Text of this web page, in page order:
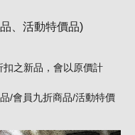
、活動特價品)
之新品，會以原價計
/會員九折商品/活動特價